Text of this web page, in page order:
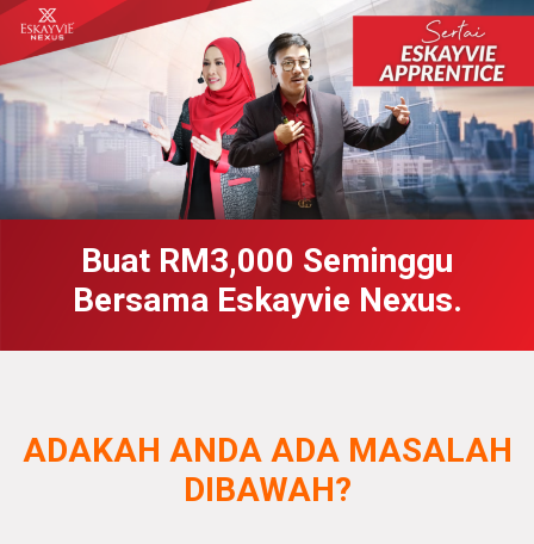
Buat RM3,000 Seminggu
Bersama Eskayvie Nexus.
ADAKAH ANDA ADA MASALAH
DIBAWAH?